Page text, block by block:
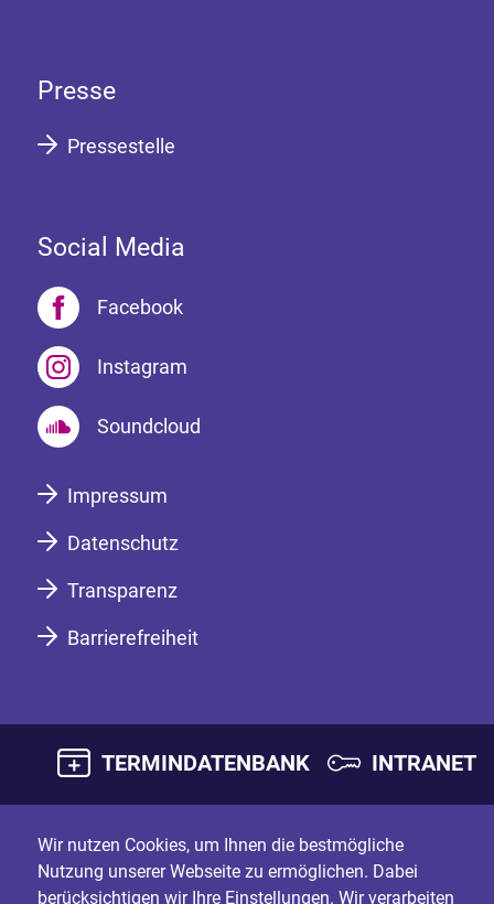
Presse
Pressestelle
Social Media
Facebook
Instagram
Soundcloud
Impressum
Datenschutz
Transparenz
Barrierefreiheit
TERMINDATENBANK INTRANET
Wir nutzen Cookies, um Ihnen die bestmögliche
Nutzung unserer Webseite zu ermöglichen. Dabei
berücksichtigen wir Ihre Einstellungen. Wir verarbeiten